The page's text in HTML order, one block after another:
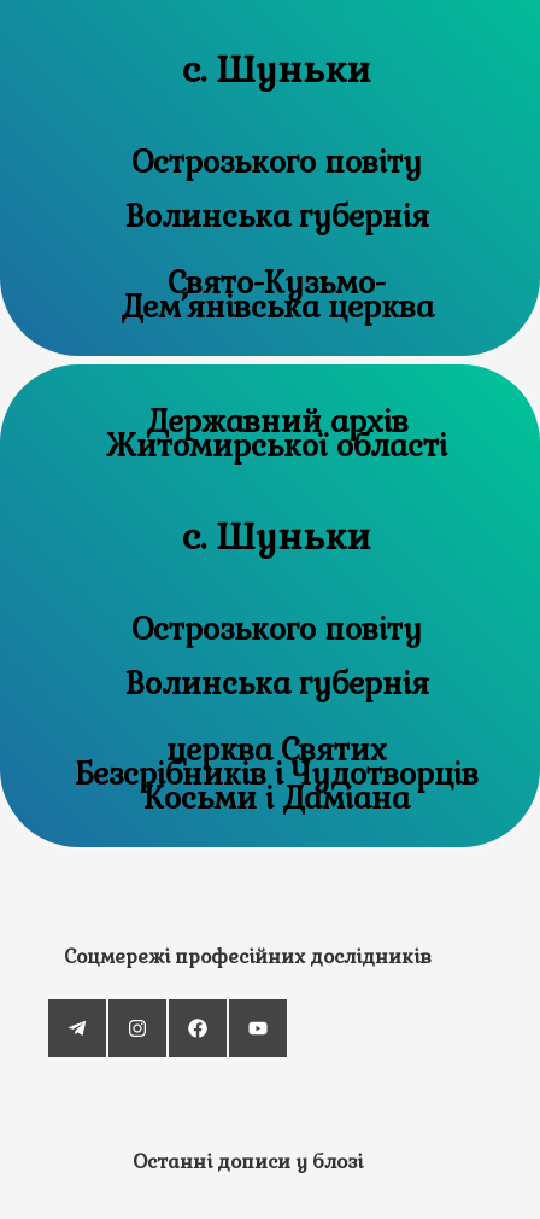
с. Шуньки
Острозького повіту
Волинська губернія
Свято-Кузьмо-
Дем’янівська церква
Державний архів
Житомирської області
с. Шуньки
Острозького повіту
Волинська губернія
церква Святих
Безсрібників і Чудотворців
Косьми і Даміана
Соцмережі професійних дослідників
Останні дописи у блозі